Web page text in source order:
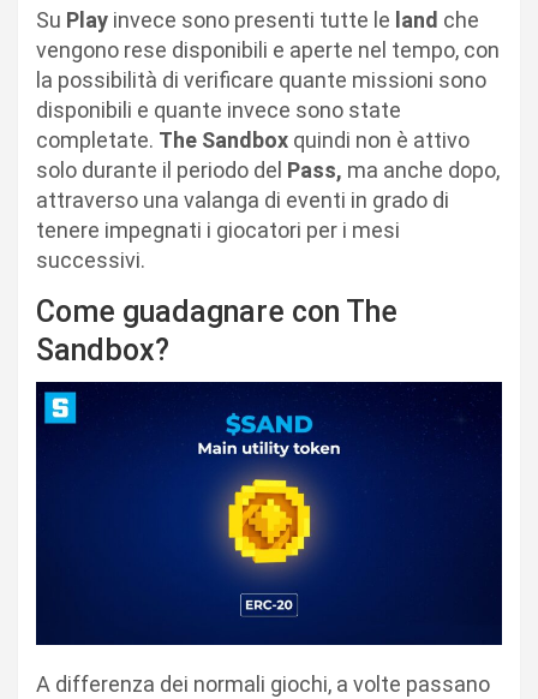
Su Play invece sono presenti tutte le land che
vengono rese disponibili e aperte nel tempo, con
la possibilità di verificare quante missioni sono
disponibili e quante invece sono state
completate. The Sandbox quindi non è attivo
solo durante il periodo del Pass, ma anche dopo,
attraverso una valanga di eventi in grado di
tenere impegnati i giocatori per i mesi
successivi.
Come guadagnare con The
Sandbox?
A differenza dei normali giochi, a volte passano